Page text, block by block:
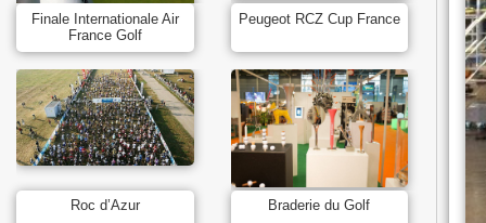
Peugeot RCZ Cup France
Finale Internationale Air
France Golf
Braderie du Golf
Roc d’Azur